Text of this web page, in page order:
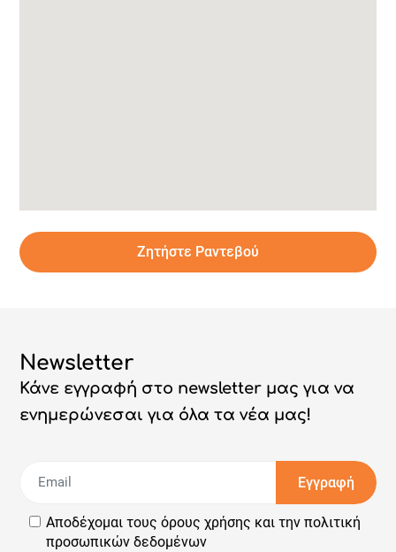
Ζητήστε Ραντεβού
Newsletter
Κάνε εγγραφή στο newsletter μας για να
ενημερώνεσαι για όλα τα νέα μας!
Εγγραφή
Αποδέχομαι τουςόρους χρήσης και τηνπολιτική
προσωπικών δεδομένων